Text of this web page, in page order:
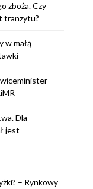
zboża. Czy
tranzytu?
w małą
wiceminister
Dla
jest
– Rynkowy